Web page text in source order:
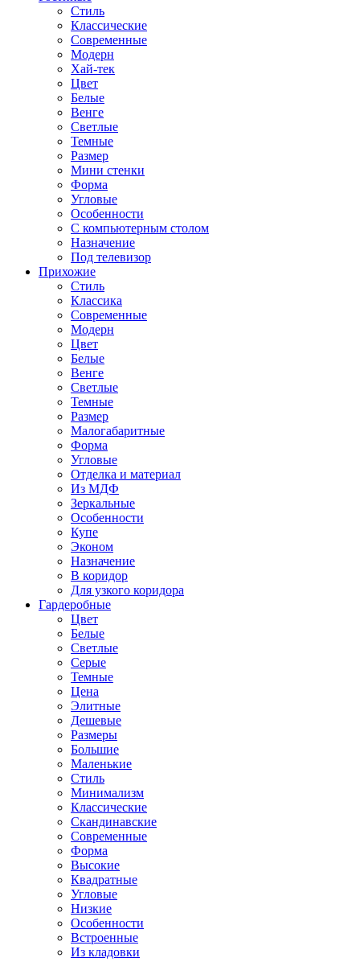
Стиль
Классические
Современные
Модерн
Хай-тек
Цвет
Белые
Венге
Светлые
Темные
Размер
Мини стенки
Форма
Угловые
Особенности
С компьютерным столом
Назначение
Под телевизор
Прихожие
Стиль
Классика
Современные
Модерн
Цвет
Белые
Венге
Светлые
Темные
Размер
Малогабаритные
Форма
Угловые
Отделка и материал
Из МДФ
Зеркальные
Особенности
Купе
Эконом
Назначение
В коридор
Для узкого коридора
Гардеробные
Цвет
Белые
Светлые
Серые
Темные
Цена
Элитные
Дешевые
Размеры
Большие
Маленькие
Стиль
Минимализм
Классические
Скандинавские
Современные
Форма
Высокие
Квадратные
Угловые
Низкие
Особенности
Встроенные
Из кладовки